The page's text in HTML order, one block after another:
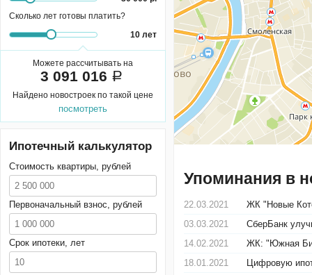
Упоминания в
22.03.2021
ЖК "Новые
03.03.2021
СберБанк
14.02.2021
ЖК: "Южная
18.01.2021
Цифровую
Сколько лет готовы платить?
10 лет
Можете рассчитывать на
3 091 016 a
Найдено новостроек по такой цене
посмотреть
Ипотечный калькулятор
Стоимость квартиры, рублей
Первоначальный взнос, рублей
Срок ипотеки, лет